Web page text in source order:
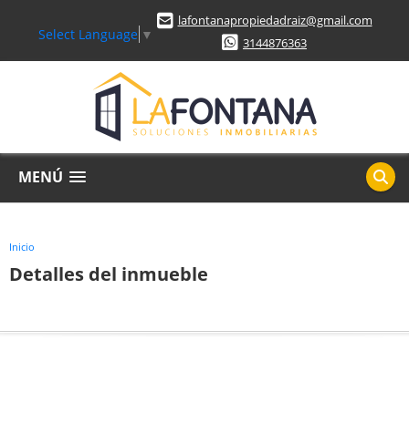
Select Language ▼
lafontanapropiedadraiz@gmail.com
3144876363
MENÚ
Inicio
Detalles del inmueble